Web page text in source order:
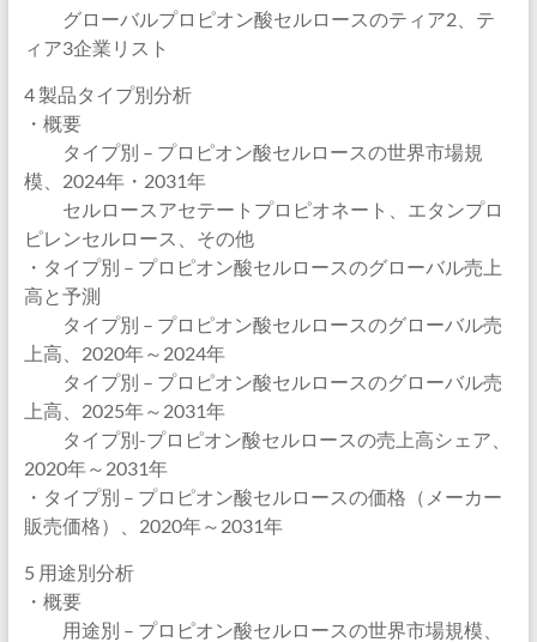
グローバルプロピオン酸セルロースのティア2、テ
ィア3企業リスト
4 製品タイプ別分析
・概要
タイプ別 – プロピオン酸セルロースの世界市場規
模、2024年・2031年
セルロースアセテートプロピオネート、エタンプロ
ピレンセルロース、その他
・タイプ別 – プロピオン酸セルロースのグローバル売上
高と予測
タイプ別 – プロピオン酸セルロースのグローバル売
上高、2020年～2024年
タイプ別 – プロピオン酸セルロースのグローバル売
上高、2025年～2031年
タイプ別-プロピオン酸セルロースの売上高シェア、
2020年～2031年
・タイプ別 – プロピオン酸セルロースの価格（メーカー
販売価格）、2020年～2031年
5 用途別分析
・概要
用途別 – プロピオン酸セルロースの世界市場規模、